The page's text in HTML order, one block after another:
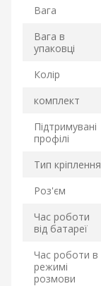
Вага
Вага в
упаковці
Колір
комплект
Підтримувані
профілі
Тип кріплення
Роз'єм
Час роботи
від батареї
Час роботи в
режимі
розмови